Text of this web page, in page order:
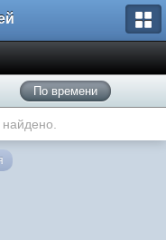
По времени